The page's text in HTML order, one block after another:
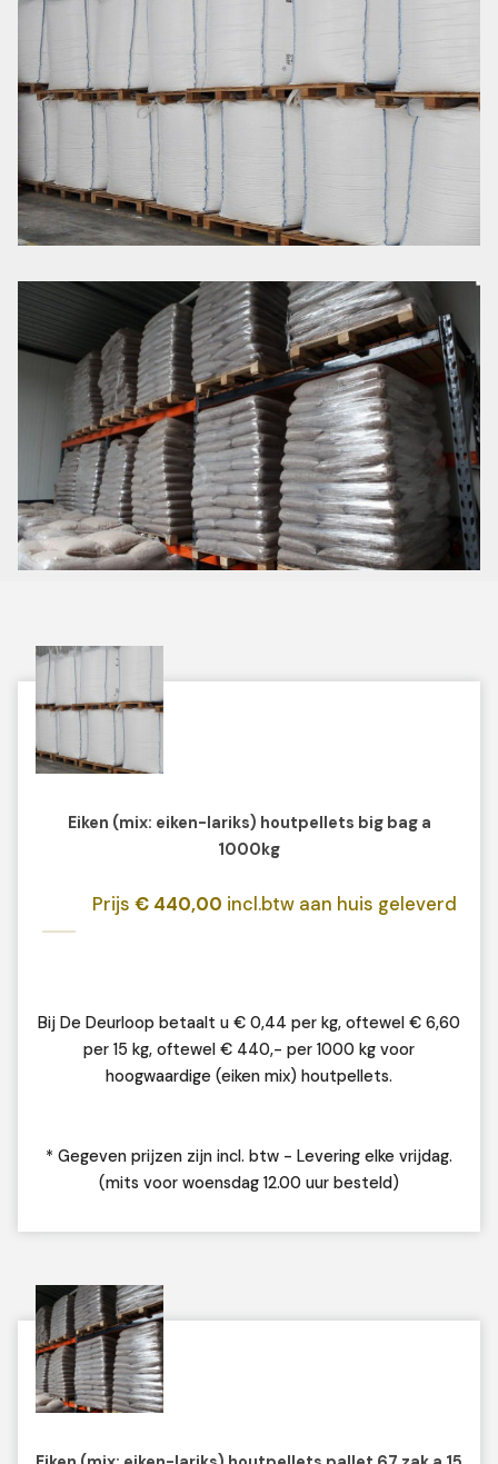
Eiken (mix: eiken-lariks) houtpellets big bag a
1000kg
Prijs € 440,00 incl.btw aan huis geleverd
Bij De Deurloop betaalt u € 0,44 per kg, oftewel € 6,60
per 15 kg, oftewel € 440,- per 1000 kg voor
hoogwaardige (eiken mix) houtpellets.
* Gegeven prijzen zijn incl. btw - Levering elke vrijdag.
(mits voor woensdag 12.00 uur besteld)